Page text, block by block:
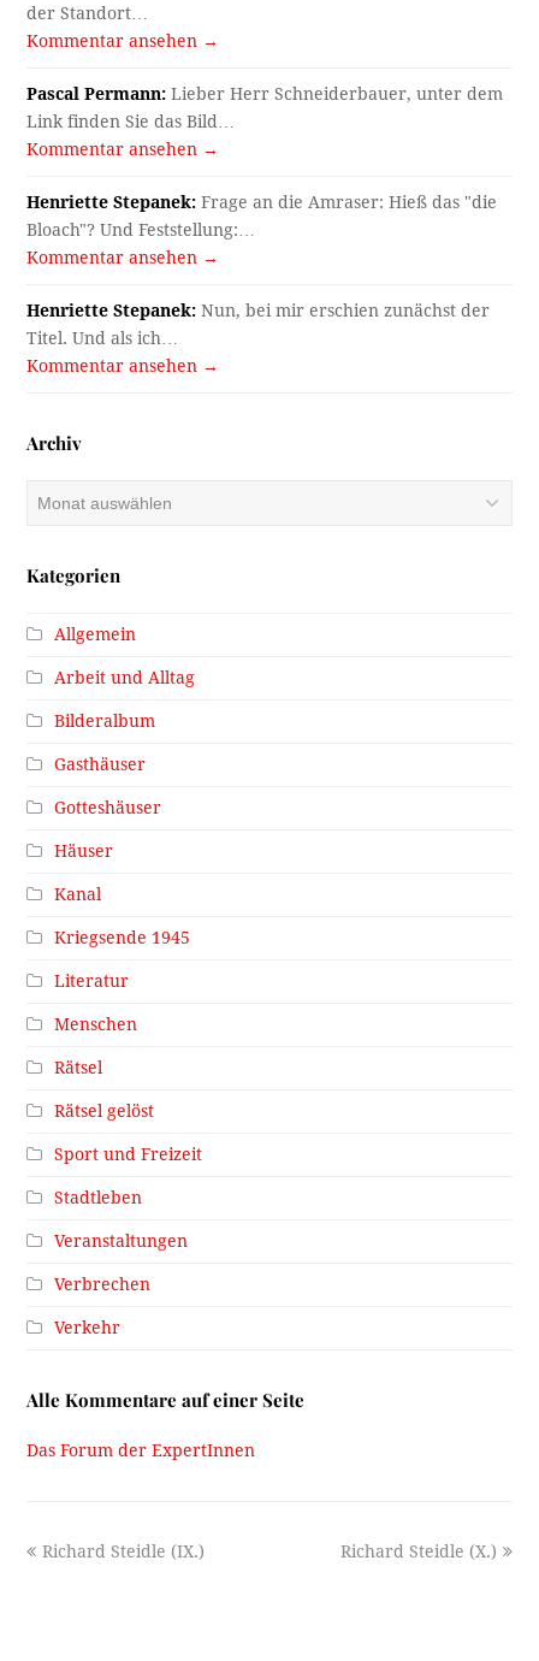
der Standort…
Kommentar ansehen →
Pascal Permann: Lieber Herr Schneiderbauer, unter dem
Link finden Sie das Bild…
Kommentar ansehen →
Henriette Stepanek: Frage an die Amraser: Hieß das "die
Bloach"? Und Feststellung:…
Kommentar ansehen →
Henriette Stepanek: Nun, bei mir erschien zunächst der
Titel. Und als ich…
Kommentar ansehen →
Archiv
Kategorien
Allgemein
Arbeit und Alltag
Bilderalbum
Gasthäuser
Gotteshäuser
Häuser
Kanal
Kriegsende 1945
Literatur
Menschen
Rätsel
Rätsel gelöst
Sport und Freizeit
Stadtleben
Veranstaltungen
Verbrechen
Verkehr
Alle Kommentare auf einer Seite
Das Forum der ExpertInnen
previous
Richard Steidle (IX.)
next
Richard Steidle (X.)